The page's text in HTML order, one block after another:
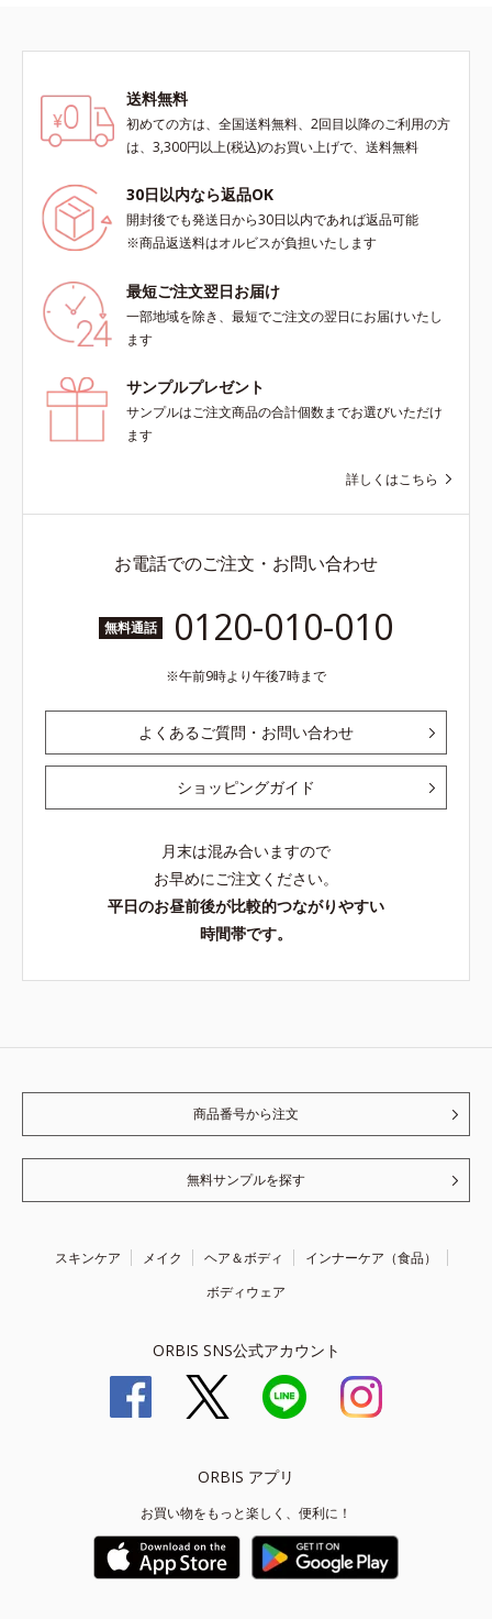
送料無料
初めての方は、全国送料無料、2回目以降のご利用の方
は、3,300円以上(税込)のお買い上げで、送料無料
30日以内なら返品OK
開封後でも発送日から30日以内であれば返品可能
※商品返送料はオルビスが負担いたします
最短ご注文翌日お届け
一部地域を除き、最短でご注文の翌日にお届けいたし
ます
サンプルプレゼント
サンプルはご注文商品の合計個数までお選びいただけ
ます
詳しくはこちら
お電話でのご注文・お問い合わせ
無料通話 0120-010-010
午前9時より午後7時まで
よくあるご質問・お問い合わせ
ショッピングガイド
月末は混み合いますので
お早めにご注文ください。
平日のお昼前後が比較的つながりやすい
時間帯です。
商品番号から注文
無料サンプルを探す
スキンケア メイク ヘア＆ボディ
インナーケア（食品）
ボディウェア
ORBIS SNS公式アカウント
ORBIS アプリ
お買い物をもっと楽しく、便利に！